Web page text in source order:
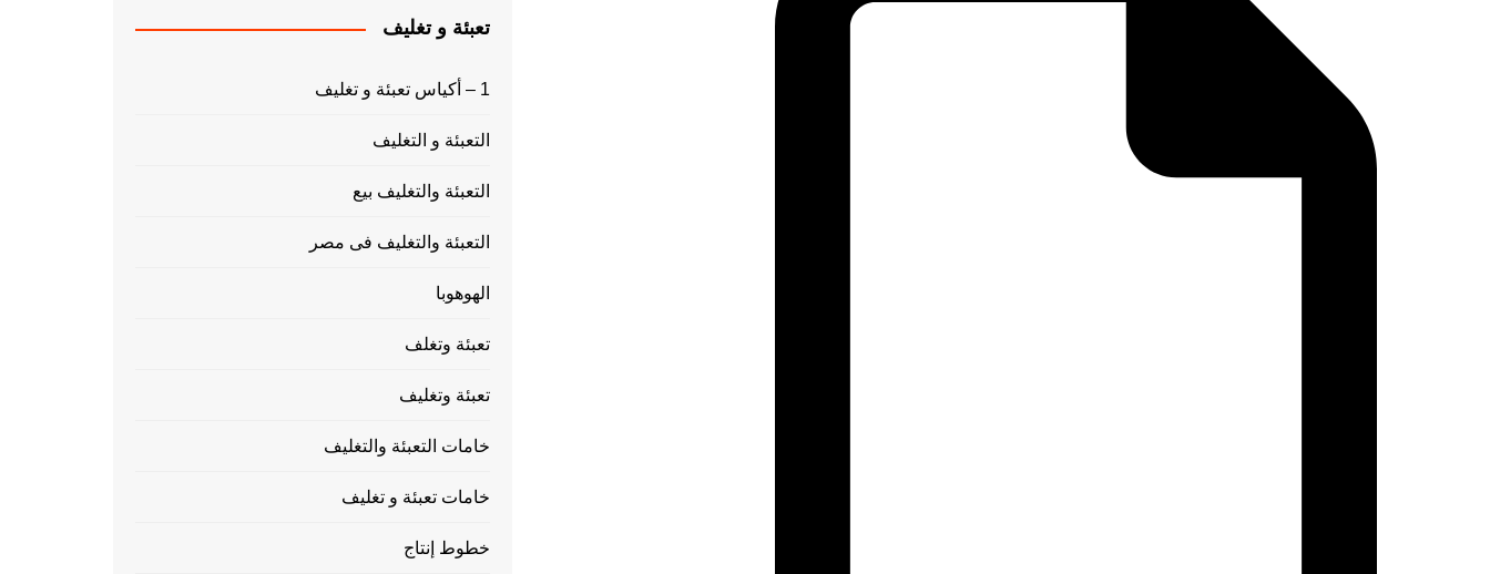
تعبئة و تغليف
1 – أكياس تعبئة و تغليف
التعبئة و التغليف
التعبئة والتغليف بيع
التعبئة والتغليف فى مصر
الهوهوبا
تعبئة وتغلف
تعبئة وتغليف
خامات التعبئة والتغليف
خامات تعبئة و تغليف
خطوط إنتاج